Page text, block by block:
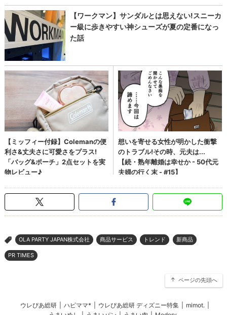
> OLA PARTY JAPAN株式会社 商品サービス トレンド 新商品
PR TIMES
ページの先頭へ
ウレぴあ総研 ハピママ* ウレぴあ総研 ディズニー特集 mimot.